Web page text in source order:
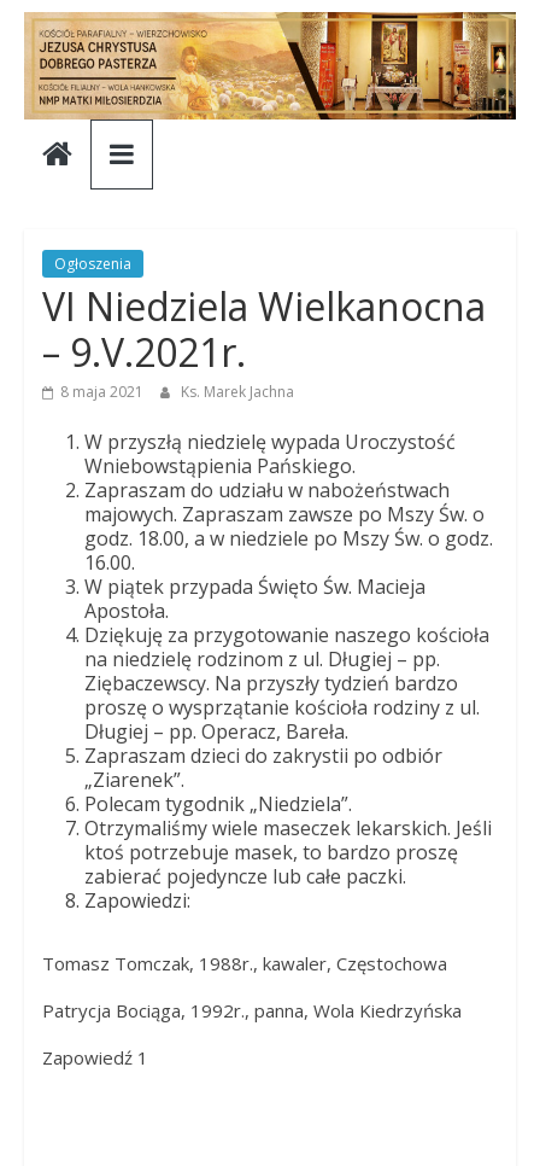
Skip
content
Parafia
Chrystusa
Dobrego
Pasterza
Parafia
Jezusa
Chrystusa
Dobrego
Pasterza
Ogłoszenia
VI Niedziela Wielkanocna
– 9.V.2021r.
8 maja 2021 Ks. Marek Jachna
W przyszłą niedzielę wypada Uroczystość
Wniebowstąpienia Pańskiego.
Zapraszam do udziału w nabożeństwach
majowych. Zapraszam zawsze po Mszy Św. o
godz. 18.00, a w niedziele po Mszy Św. o godz.
16.00.
W piątek przypada Święto Św. Macieja
Apostoła.
Dziękuję za przygotowanie naszego kościoła
na niedzielę rodzinom z ul. Długiej – pp.
Ziębaczewscy. Na przyszły tydzień bardzo
proszę o wysprzątanie kościoła rodziny z ul.
Długiej – pp. Operacz, Bareła.
Zapraszam dzieci do zakrystii po odbiór
„Ziarenek”.
Polecam tygodnik „Niedziela”.
Otrzymaliśmy wiele maseczek lekarskich. Jeśli
ktoś potrzebuje masek, to bardzo proszę
zabierać pojedyncze lub całe paczki.
Zapowiedzi:
Tomasz Tomczak, 1988r., kawaler, Częstochowa
Patrycja Bociąga, 1992r., panna, Wola Kiedrzyńska
Zapowiedź 1